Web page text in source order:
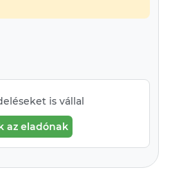
is vállal
az eladónak